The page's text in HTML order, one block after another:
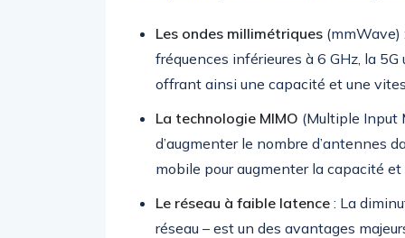
Les ondes millimétriques (mmWave)
fréquences inférieures à 6 GHz, la
offrant ainsi une capacité et une
La technologie MIMO (Multiple Input
d’augmenter le nombre d’antennes
mobile pour augmenter la capacité
Le réseau à faible latence : La
réseau – est un des avantages